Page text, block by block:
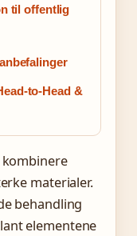
til offentlig
to-Head &
materialer.
behandling
elementene